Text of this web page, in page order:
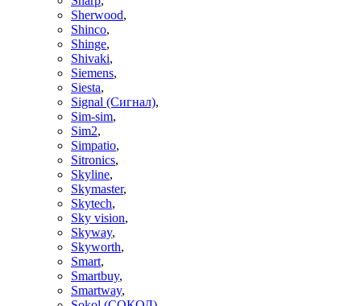
Sherwood,
Shinco,
Shinge,
Shivaki,
Siemens,
Siesta,
Signal (Сигнал),
Sim-sim,
Sim2,
Simpatio,
Sitronics,
Skyline,
Skymaster,
Skytech,
Sky vision,
Skyway,
Skyworth,
Smart,
Smartbuy,
Smartway,